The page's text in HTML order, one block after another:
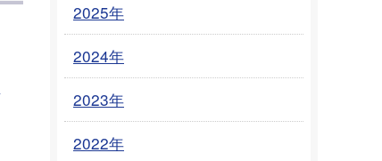
2025年
2024年
2023年
2022年